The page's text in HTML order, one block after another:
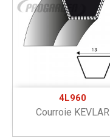
4L960
Courroie KEVLAR